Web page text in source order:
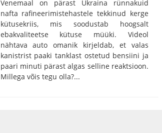
Venemaal on pärast Ukraina rünnakuid
nafta rafineerimistehastele tekkinud kerge
kütusekriis, mis soodustab hoogsalt
ebakvaliteetse kütuse müüki. Videol
nähtava auto omanik kirjeldab, et valas
kanistrist paaki tanklast ostetud bensiini ja
paari minuti pärast algas selline reaktsioon.
Millega võis tegu olla?...